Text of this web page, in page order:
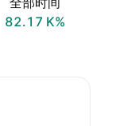
‪82.17 K‬%